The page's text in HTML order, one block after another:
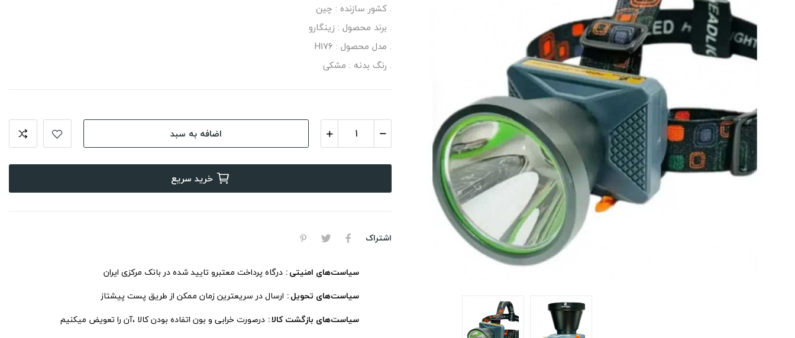
. کشور سازنده : چین
. برند محصول : زینگارو
. مدل محصول : H176
. رنگ بدنه : مشکی
اضافه به سبد
خرید سریع
اشتراک
سیاست‌های امنیتی درگاه پرداخت معتبرو تایید شده در بانک مرکزی ایران
سیاست‌های تحویل ارسال در سریعترین زمان ممکن از طریق پست پیشتاز
سیاست‌های بازگشت کالا درصورت خرابی و بون اتفاده بودن کالا ،آن را تعویض میکنیم